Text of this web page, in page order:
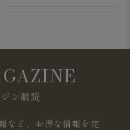
ン購読
など、お得な情報を定